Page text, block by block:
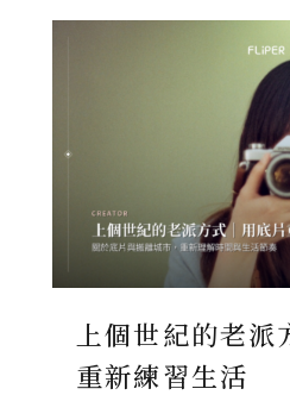
上個世紀的老派
重新練習生活